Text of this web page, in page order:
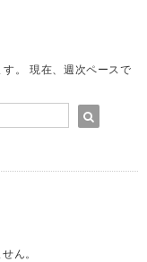
。 現在、週次ペースで
ん。